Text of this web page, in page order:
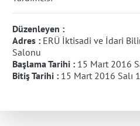
Düzenleyen :
Adres : ERÜ İktisadi ve İdari
Salonu
Başlama Tarihi : 15 Mart 2016
Bitiş Tarihi : 15 Mart 2016 Salı